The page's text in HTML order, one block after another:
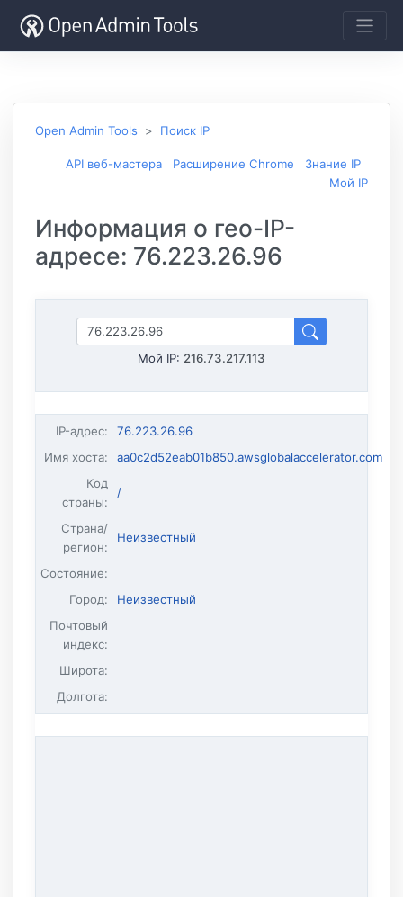
Open Admin Tools Поиск IP
API веб-мастера Расширение Chrome
Знание IP
Мой IP
Информация о гео-IP-
адресе: 76.223.26.96
Мой IP: 216.73.217.113
IP-адрес:
76.223.26.96
Имя хоста:
aa0c2d52eab01b850.awsglobalaccelerator.com
Код
страны:
/
Страна/
регион:
Неизвестный
Состояние:
Город:
Неизвестный
Почтовый
индекс:
Широта:
Долгота: